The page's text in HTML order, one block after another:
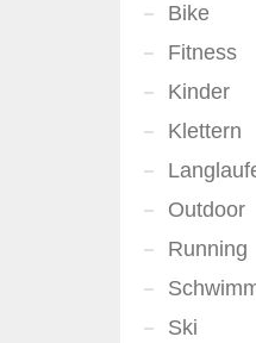
Bike
Fitness
Kinder
Klettern
Outdoor
Running
Ski